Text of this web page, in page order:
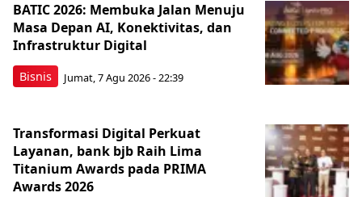
Bisnis
BATIC 2026: Membuka Jalan Menuju
Masa Depan AI, Konektivitas, dan
Infrastruktur Digital
Jumat, 7 Agu 2026 - 22:39
Transformasi Digital Perkuat
Layanan, bank bjb Raih Lima
Titanium Awards pada PRIMA
Awards 2026